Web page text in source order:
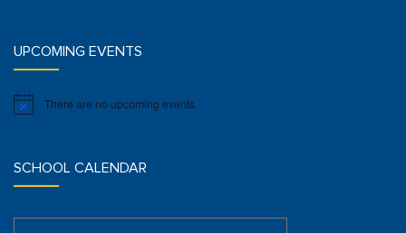
UPCOMING EVENTS
Notice There are no upcoming events.
SCHOOL CALENDAR